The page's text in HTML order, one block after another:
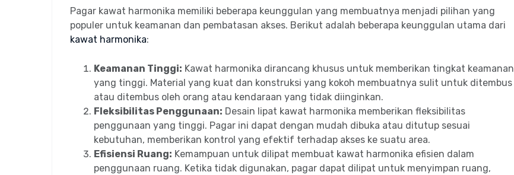
Pagar kawat harmonika memiliki beberapa keunggulan yang membuatnya menjadi pilihan yang
populer untuk keamanan dan pembatasan akses. Berikut adalah beberapa keunggulan utama dari
kawat harmonika:
Keamanan Tinggi: Kawat harmonika dirancang khusus untuk memberikan tingkat keamanan
yang tinggi. Material yang kuat dan konstruksi yang kokoh membuatnya sulit untuk ditembus
atau ditembus oleh orang atau kendaraan yang tidak diinginkan.
Fleksibilitas Penggunaan: Desain lipat kawat harmonika memberikan fleksibilitas
penggunaan yang tinggi. Pagar ini dapat dengan mudah dibuka atau ditutup sesuai
kebutuhan, memberikan kontrol yang efektif terhadap akses ke suatu area.
Efisiensi Ruang: Kemampuan untuk dilipat membuat kawat harmonika efisien dalam
penggunaan ruang. Ketika tidak digunakan, pagar dapat dilipat untuk menyimpan ruang,